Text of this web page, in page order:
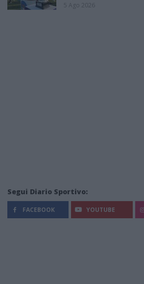
5 Ago 2026
Segui Diario Sportivo:
FACEBOOK YOUTUBE